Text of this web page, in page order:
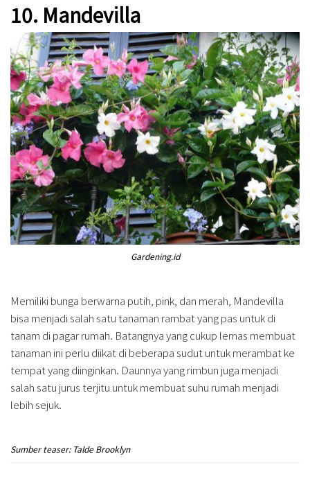
10. Mandevilla
Gardening.id
Memiliki bunga berwarna putih, pink, dan merah, Mandevilla
bisa menjadi salah satu tanaman rambat yang pas untuk di
tanam di pagar rumah. Batangnya yang cukup lemas membuat
tanaman ini perlu diikat di beberapa sudut untuk merambat ke
tempat yang diinginkan. Daunnya yang rimbun juga menjadi
salah satu jurus terjitu untuk membuat suhu rumah menjadi
lebih sejuk.
Sumber teaser: Talde Brooklyn